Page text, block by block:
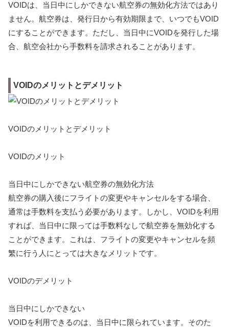
VOIDは、当日中にしかできない航空券の無効化方法ではあり
ません。航空券は、発行日から有効期限まで、いつでもVOID
にすることができます。ただし、当日中にVOIDを発行した場
合、航空会社から手数料を請求されることがあります。
VOIDのメリットとデメリット
VOIDのメリットとデメリット
VOIDのメリット
当日中にしかできない航空券の無効化方法
航空券の購入後にフライトの変更やキャンセルをする場合、
通常は手数料を支払う必要があります。しかし、VOIDを利用
すれば、当日中に限っては手数料なしで航空券を無効化する
ことができます。これは、フライトの変更やキャンセルを頻
繁に行う人にとっては大きなメリットです。
VOIDのデメリット
当日中にしかできない
VOIDを利用できるのは、当日中に限られています。そのた